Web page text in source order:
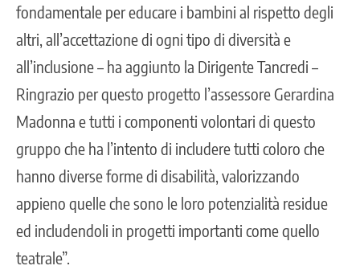
fondamentale per educare i bambini al rispetto degli
altri, all’accettazione di ogni tipo di diversità e
all’inclusione – ha aggiunto la Dirigente Tancredi –
Ringrazio per questo progetto l’assessore Gerardina
Madonna e tutti i componenti volontari di questo
gruppo che ha l’intento di includere tutti coloro che
hanno diverse forme di disabilità, valorizzando
appieno quelle che sono le loro potenzialità residue
ed includendoli in progetti importanti come quello
teatrale”.